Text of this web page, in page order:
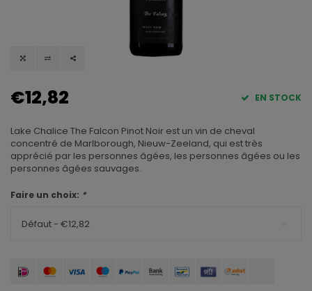
€12,82 EN STOCK
Lake Chalice The Falcon Pinot Noir est un vin de cheval
concentré de Marlborough, Nieuw-Zeeland, qui est très
apprécié par les personnes âgées, les personnes âgées ou les
personnes âgées sauvages.
Faire un choix: *
Défaut - €12,82